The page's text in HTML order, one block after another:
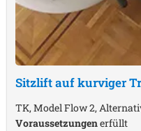
Sitzlift auf kurviger
TK, Model Flow 2,
Voraussetzungenerfüllt